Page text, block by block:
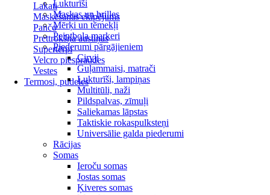
Lakati
Maskēšanās ekipējums
Pančo
Prettrokšņa austiņas
Supertērpi
Velcro piespraudes
Vestes
Termosi, pudeles
Lukturīši
Maskas un brilles
Mērķi un tēmekļi
Peintbola markeri
Piederumi pārgājieniem
Cirvji
Guļammaisi, matrači
Lukturīši, lampiņas
Multitūli, naži
Pildspalvas, zīmuļi
Saliekamas lāpstas
Taktiskie rokaspulksteņi
Universālie galda piederumi
Rācijas
Somas
Ieroču somas
Jostas somas
Ķiveres somas